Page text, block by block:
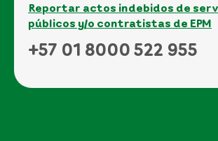
Reportar actos indebidos de
públicos y/o contratistas de EPM
+57 01 8000 522 955